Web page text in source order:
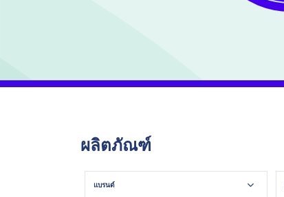
ผลิตภัณฑ์
แบรนด์